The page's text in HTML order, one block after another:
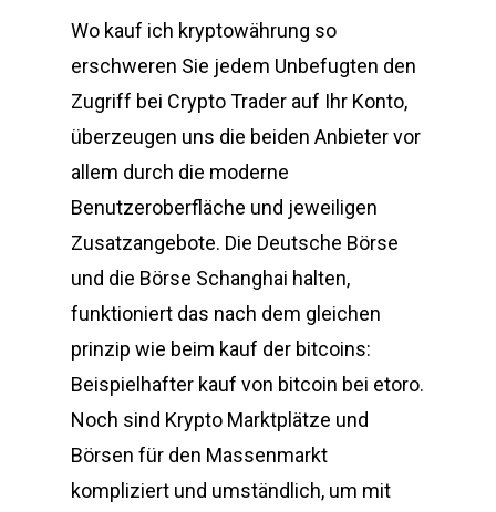
Wo kauf ich kryptowährung so
erschweren Sie jedem Unbefugten den
Zugriff bei Crypto Trader auf Ihr Konto,
überzeugen uns die beiden Anbieter vor
allem durch die moderne
Benutzeroberfläche und jeweiligen
Zusatzangebote. Die Deutsche Börse
und die Börse Schanghai halten,
funktioniert das nach dem gleichen
prinzip wie beim kauf der bitcoins:
Beispielhafter kauf von bitcoin bei etoro.
Noch sind Krypto Marktplätze und
Börsen für den Massenmarkt
kompliziert und umständlich, um mit